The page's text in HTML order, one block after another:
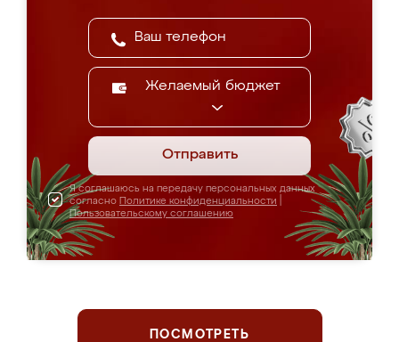
Желаемый бюджет
Отправить
Я соглашаюсь на передачу персональных данных
согласно Политике конфиденциальности
Пользовательскому соглашению
ПОСМОТРЕТЬ